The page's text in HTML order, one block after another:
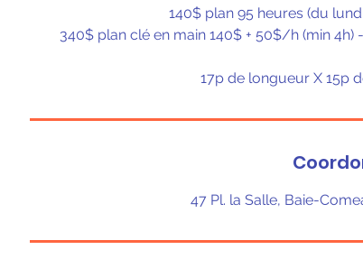
140$ plan 95 heures (du
340$ plan clé en main 140$ + 50$/h (min
17p de longueur X 15p
47 Pl. la Salle, Baie-